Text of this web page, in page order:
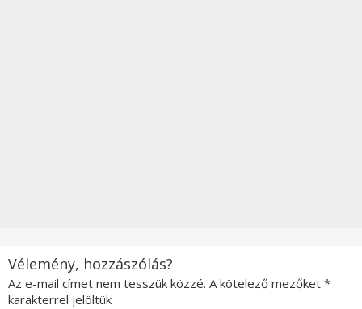
Vélemény, hozzászólás?
Az e-mail címet nem tesszük közzé. A kötelező mezőket *
karakterrel jelöltük